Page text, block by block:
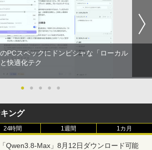
のPCスペックにドンピシャな「ローカル
快適化テク
● ● ● ● ●
ング
24時間 1週間 1カ月
Qwen3.8-Max」8月12日ダウンロード可能